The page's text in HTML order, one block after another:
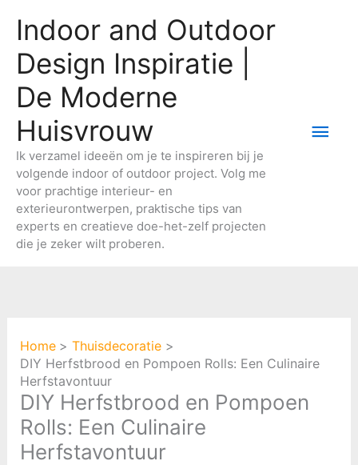
inhoud
Indoor and Outdoor
Design Inspiratie |
De Moderne
Huisvrouw
Ik verzamel ideeën om je te inspireren bij je
volgende indoor of outdoor project. Volg me
voor prachtige interieur- en
exterieurontwerpen, praktische tips van
experts en creatieve doe-het-zelf projecten
die je zeker wilt proberen.
Home
Thuisdecoratie
DIY Herfstbrood en Pompoen Rolls: Een Culinaire
Herfstavontuur
DIY Herfstbrood en Pompoen
Rolls: Een Culinaire
Herfstavontuur